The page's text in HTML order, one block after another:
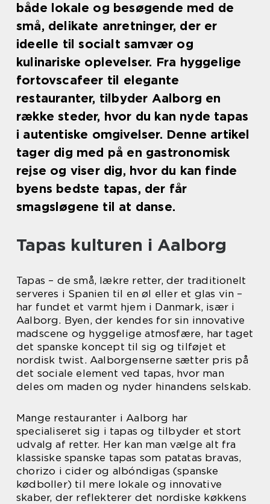
både lokale og besøgende med de
små, delikate anretninger, der er
ideelle til socialt samvær og
kulinariske oplevelser. Fra hyggelige
fortovscafeer til elegante
restauranter, tilbyder Aalborg en
række steder, hvor du kan nyde tapas
i autentiske omgivelser. Denne artikel
tager dig med på en gastronomisk
rejse og viser dig, hvor du kan finde
byens bedste tapas, der får
smagsløgene til at danse.
Tapas kulturen i Aalborg
Tapas – de små, lækre retter, der traditionelt
serveres i Spanien til en øl eller et glas vin –
har fundet et varmt hjem i Danmark, især i
Aalborg. Byen, der kendes for sin innovative
madscene og hyggelige atmosfære, har taget
det spanske koncept til sig og tilføjet et
nordisk twist. Aalborgenserne sætter pris på
det sociale element ved tapas, hvor man
deles om maden og nyder hinandens selskab.
Mange restauranter i Aalborg har
specialiseret sig i tapas og tilbyder et stort
udvalg af retter. Her kan man vælge alt fra
klassiske spanske tapas som patatas bravas,
chorizo i cider og albóndigas (spanske
kødboller) til mere lokale og innovative
skaber, der reflekterer det nordiske køkkens